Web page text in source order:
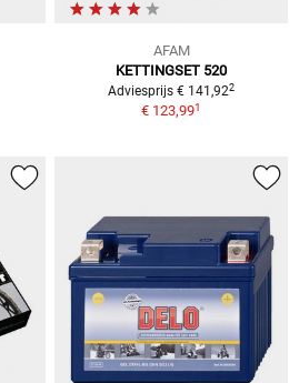
AFAM
KETTINGSET 520
Adviesprijs € 141,922
€ 123,991